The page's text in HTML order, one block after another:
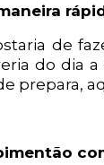
de
do dia
prepara,